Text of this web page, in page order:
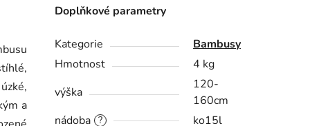
a
Doplňkové parametry
Kategorie
Bambusy
Hmotnost
4 kg
výška
120-
160cm
?
nádoba ko15l